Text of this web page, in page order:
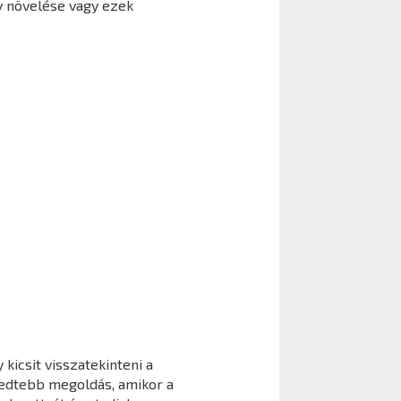
vagy ezek
kicsit visszatekinteni a
megoldás, amikor a